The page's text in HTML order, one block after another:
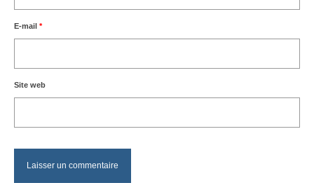
E-mail *
Site web